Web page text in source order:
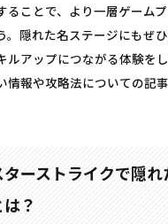
ることで、より一層ゲーム
。隠れた名ステージにもぜ
ルアップにつながる体験をし
情報や攻略法についての記
ターストライクで隠れ
？